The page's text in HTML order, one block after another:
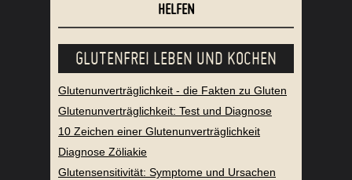
HELFEN
GLUTENFREI LEBEN UND KOCHEN
Glutenunverträglichkeit - die Fakten zu Gluten
Glutenunverträglichkeit: Test und Diagnose
10 Zeichen einer Glutenunverträglichkeit
Diagnose Zöliakie
Glutensensitivität: Symptome und Ursachen